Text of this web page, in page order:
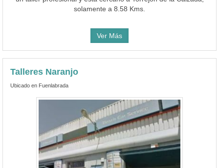
solamente a 8.58 Kms.
Ver Más
Talleres Naranjo
Ubicado en Fuenlabrada